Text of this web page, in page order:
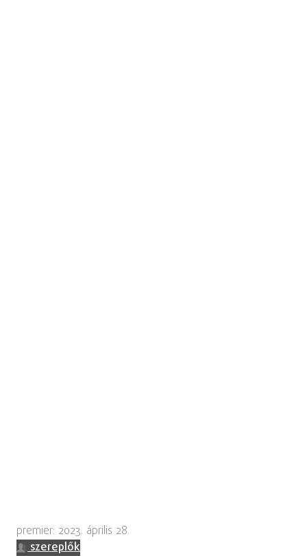
premier: 2023. április 28.
szereplők